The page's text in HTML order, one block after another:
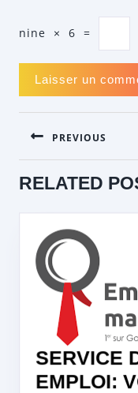
nine × 6 =
NAVIGATION
DE
L’ARTICLE
PREVIOUS
post:
RELATED
SERVICE
EMPLOI: